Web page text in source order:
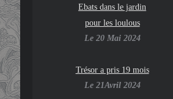
Ebats dans le jardin
pour les loulous
Le 20 Mai 2024
Trésor a pris 19 mois
Le 21Avril 2024